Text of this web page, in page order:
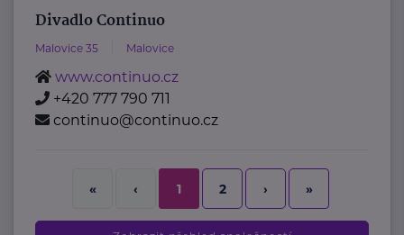
Divadlo Continuo
Malovice 35 Malovice
www.continuo.cz
+420 777 790 711
continuo@continuo.cz
« ‹ 1 2 › »